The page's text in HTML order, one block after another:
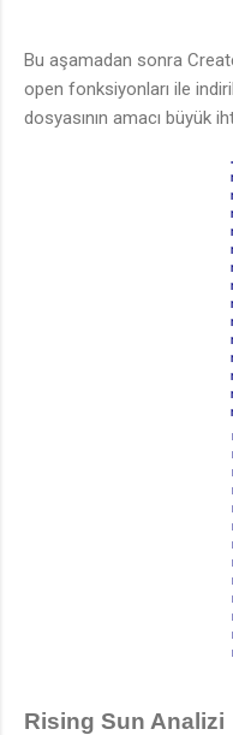
Bu aşamadan sonra
open fonksiyonları ile
dosyasının amacı büyük
Rising Sun Analizi